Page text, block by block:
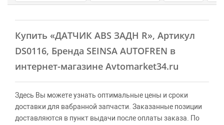
Купить «ДАТЧИК ABS ЗАДН R», Артикул
DS0116, Бренда SEINSA AUTOFREN в
интернет-магазине Avtomarket34.ru
Здесь Вы можете узнать оптимальные цены и сроки
доставки для вабранной запчасти. Заказанные позиции
доставляются в пункт выдачи после оплаты заказа. По